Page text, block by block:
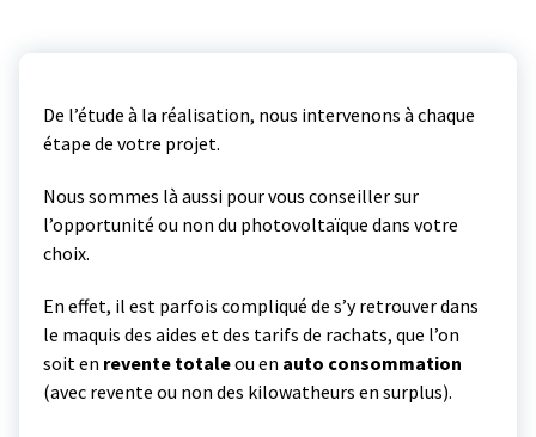
De l’étude à la réalisation, nous intervenons à chaque
étape de votre projet.
Nous sommes là aussi pour vous conseiller sur
l’opportunité ou non du photovoltaïque dans votre
choix.
En effet, il est parfois compliqué de s’y retrouver dans
le maquis des aides et des tarifs de rachats, que l’on
soit en revente totaleou en auto consommation
(avec revente ou non des kilowatheurs en surplus).